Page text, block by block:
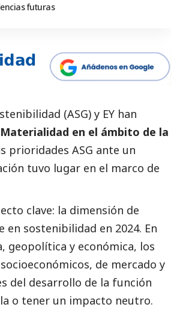
futuras
(ASG) y EY han
en el ámbito de la
prioridades ASG ante un
tuvo lugar en el marco de
clave: la dimensión de
sostenibilidad en 2024. En
geopolítica y económica, los
de mercado y
del desarrollo de la función
o tener un impacto neutro.